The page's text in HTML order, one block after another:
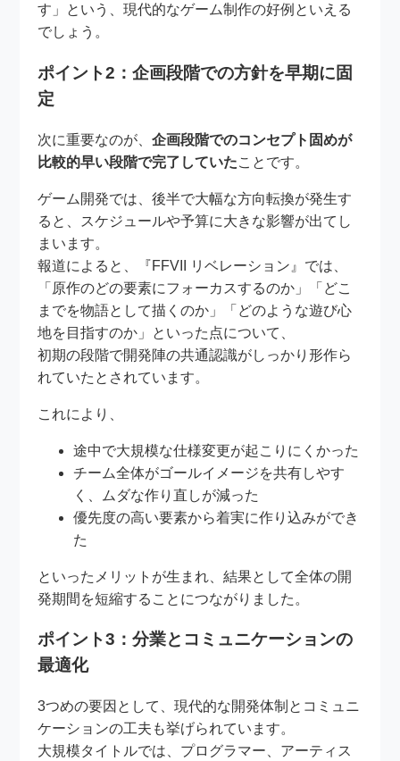
す」という、現代的なゲーム制作の好例といえる
でしょう。
ポイント2：企画段階での方針を早期に固
定
次に重要なのが、企画段階でのコンセプト固めが
比較的早い段階で完了していたことです。
ゲーム開発では、後半で大幅な方向転換が発生す
ると、スケジュールや予算に大きな影響が出てし
まいます。
報道によると、『FFVII リベレーション』では、
「原作のどの要素にフォーカスするのか」「どこ
までを物語として描くのか」「どのような遊び心
地を目指すのか」といった点について、
初期の段階で開発陣の共通認識がしっかり形作ら
れていたとされています。
これにより、
途中で大規模な仕様変更が起こりにくかった
チーム全体がゴールイメージを共有しやす
く、ムダな作り直しが減った
優先度の高い要素から着実に作り込みができ
た
といったメリットが生まれ、結果として全体の開
発期間を短縮することにつながりました。
ポイント3：分業とコミュニケーションの
最適化
3つめの要因として、現代的な開発体制とコミュニ
ケーションの工夫も挙げられています。
大規模タイトルでは、プログラマー、アーティス